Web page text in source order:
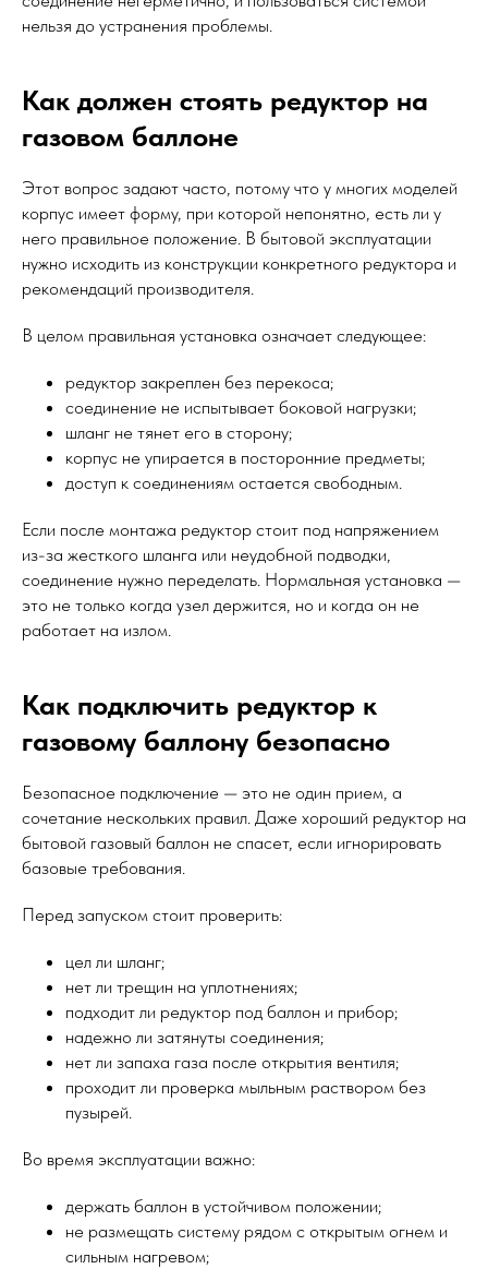
нельзя до устранения проблемы.
Как должен стоять редуктор на
газовом баллоне
Этот вопрос задают часто, потому что у многих моделей
корпус имеет форму, при которой непонятно, есть ли у
него правильное положение. В бытовой эксплуатации
нужно исходить из конструкции конкретного редуктора и
рекомендаций производителя.
В целом правильная установка означает следующее:
редуктор закреплен без перекоса;
соединение не испытывает боковой нагрузки;
шланг не тянет его в сторону;
корпус не упирается в посторонние предметы;
доступ к соединениям остается свободным.
Если после монтажа редуктор стоит под напряжением
из-за жесткого шланга или неудобной подводки,
соединение нужно переделать. Нормальная установка —
это не только когда узел держится, но и когда он не
работает на излом.
Как подключить редуктор к
газовому баллону безопасно
Безопасное подключение — это не один прием, а
сочетание нескольких правил. Даже хороший редуктор на
бытовой газовый баллон не спасет, если игнорировать
базовые требования.
Перед запуском стоит проверить:
цел ли шланг;
нет ли трещин на уплотнениях;
подходит ли редуктор под баллон и прибор;
надежно ли затянуты соединения;
нет ли запаха газа после открытия вентиля;
проходит ли проверка мыльным раствором без
пузырей.
Во время эксплуатации важно:
держать баллон в устойчивом положении;
не размещать систему рядом с открытым огнем и
сильным нагревом;